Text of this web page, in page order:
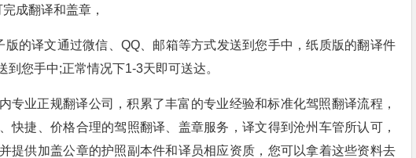
成翻译和盖章，
的译文通过微信、QQ、邮箱等方式发送到您手中，纸质版的翻译件
您手中;正常情况下1-3天即可送达。
专业正规翻译公司，积累了丰富的专业经验和标准化驾照翻译流程，
快捷、价格合理的驾照翻译、盖章服务，译文得到沧州车管所认可，
提供加盖公章的护照副本件和译员相应资质，您可以拿着这些资料去